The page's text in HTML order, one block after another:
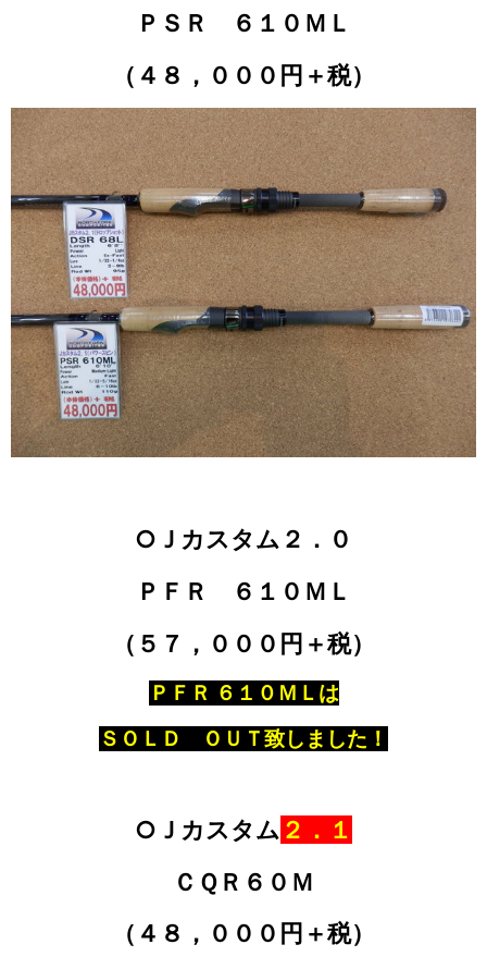
ＰＳＲ ６１０ＭＬ
（４８，０００円＋税）
○Ｊカスタム２．０
ＰＦＲ ６１０ＭＬ
（５７，０００円＋税）
ＰＦＲ ６１０ＭＬは
ＳＯＬＤ ＯＵＴ致しました！
○Ｊカスタム ２．１
ＣＱＲ６０Ｍ
（４８，０００円＋税）